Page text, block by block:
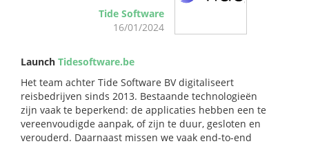
Tide Software
16/01/2024
Launch Tidesoftware.be
Het team achter Tide Software BV digitaliseert
reisbedrijven sinds 2013. Bestaande technologieën
zijn vaak te beperkend: de applicaties hebben een te
vereenvoudigde aanpak, of zijn te duur, gesloten en
verouderd. Daarnaast missen we vaak end-to-end